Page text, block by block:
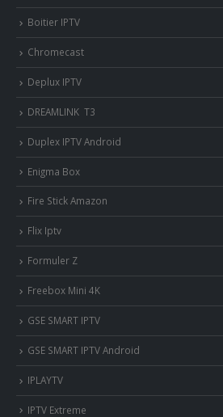
Boitier IPTV
Chromecast
Deplux IPTV
DREAMLINK T3
Duplex IPTV Android
Enigma Box
Fire Stick Amazon
Flix Iptv
Formuler Z
Freebox Mini 4K
‎GSE SMART IPTV
GSE SMART IPTV Android
IPLAYTV
IPTV Extreme